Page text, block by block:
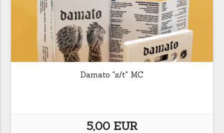
Damato "s/t" MC
5,00 EUR